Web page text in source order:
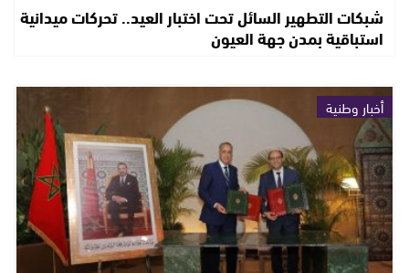
شبكات التطهير السائل تحت اختبار العيد.. تحركات ميدانية
استباقية بمدن جهة العيون
أخبار وطنية